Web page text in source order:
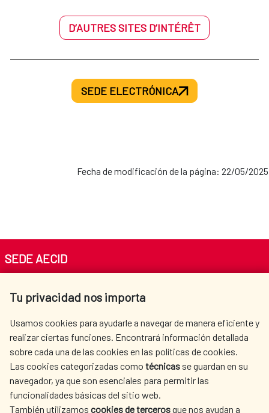
D’AUTRES SITES D’INTÉRÊT
SEDE ELECTRÓNICA
Fecha de modificación de la página: 22/05/2025
Tu privacidad nos importa
Usamos cookies para ayudarle a navegar de manera eficiente y
realizar ciertas funciones. Encontrará información detallada
sobre cada una de las cookies en las políticas de cookies.
Las cookies categorizadas como técnicas se guardan en su
navegador, ya que son esenciales para permitir las
funcionalidades básicas del sitio web.
También utilizamos cookies de tercerosque nos ayudan a
SEDE AECID
Tel. +34 900 20 30 54​​​​​​​
AECID
OÙ NOUS COOPÉRONS
L'ACTION HUMANITAIRE
ESPAGNOLE
SALLE DE PRESSE
CULTURE ET SCIENCE BIBLIOTHÈQUE